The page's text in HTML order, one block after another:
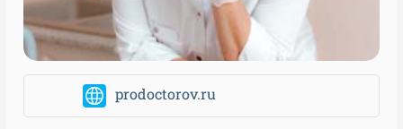
prodoctorov.ru